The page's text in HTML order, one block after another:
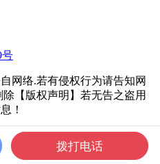
号
网络.若有侵权行为请告知网
【版权声明】若无告之盗用
！
Powered by Metlnfo 5.3.19
拨打电话